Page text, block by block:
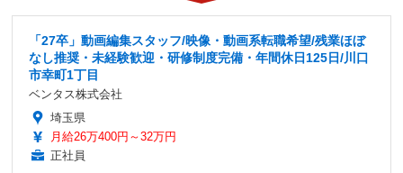
「27卒」動画編集スタッフ/映像・動画系転職希望/残業ほぼ
なし推奨・未経験歓迎・研修制度完備・年間休日125日/川口
市幸町1丁目
ベンタス株式会社
埼玉県
月給26万400円～32万円
正社員